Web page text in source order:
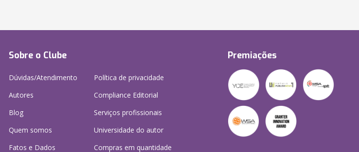
Sobre o Clube
Dúvidas/Atendimento
Autores
Blog
Quem somos
Fatos e Dados
Política de privacidade
Compliance Editorial
Serviços profissionais
Universidade do autor
Compras em quantidade
Premiações